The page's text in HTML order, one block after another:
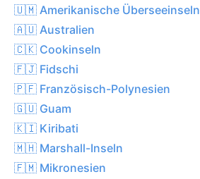
🇺🇲 Amerikanische Überseeinseln
🇦🇺 Australien
🇨🇰 Cookinseln
🇫🇯 Fidschi
🇵🇫 Französisch-Polynesien
🇬🇺 Guam
🇰🇮 Kiribati
🇲🇭 Marshall-Inseln
🇫🇲 Mikronesien